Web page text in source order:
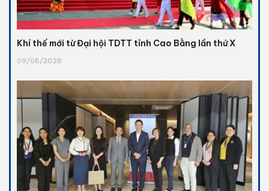
Khí thế mới từ Đại hội TDTT tỉnh Cao Bằng lần thứ X
09/08/2026